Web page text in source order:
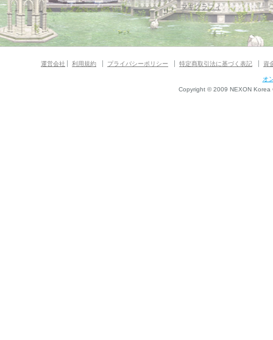
マギグラフィ
運営会社 利用規約 プライバシーポリシー 特定商取引法に基づく表記 資
オ
Copyright © 2009 NEXON Korea